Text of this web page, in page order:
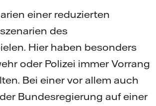
einer reduzierten
des
Hier haben besonders
oder Polizei immer Vorrang
Bei einer vor allem auch
Bundesregierung auf einer